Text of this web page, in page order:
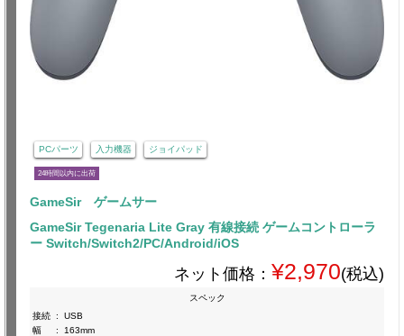
PCパーツ 入力機器 ジョイパッド
24時間以内に出荷
GameSir ゲームサー
GameSir Tegenaria Lite Gray 有線接続 ゲームコントローラ
ー Switch/Switch2/PC/Android/iOS
ネット価格： ¥2,970(税込)
スペック
接続 :
USB
幅
:
163mm